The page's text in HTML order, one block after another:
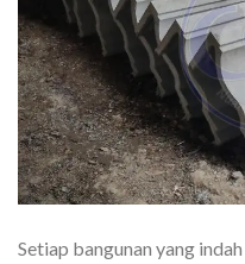
Setiap bangunan yang